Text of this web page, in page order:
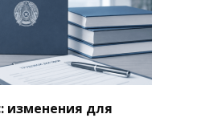
изменения для